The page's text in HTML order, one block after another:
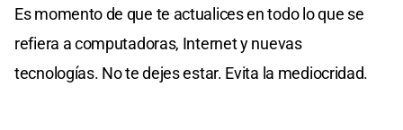
Es momento de que te actualices en todo lo que se
refiera a computadoras, Internet y nuevas
tecnologías. No te dejes estar. Evita la mediocridad.